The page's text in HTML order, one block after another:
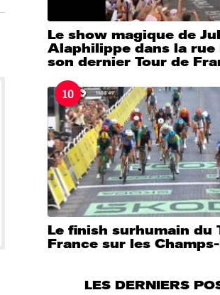
Le show magique de
Alaphilippe dans la rue
son dernier Tour de
10
Le finish surhumain du
France sur les
LES DERNIERS